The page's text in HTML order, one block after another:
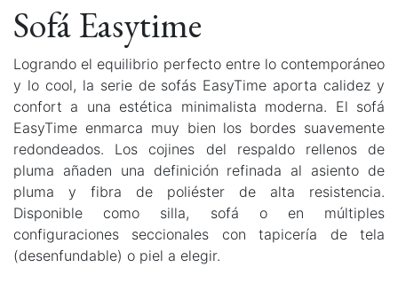
Sofá Easytime
Logrando el equilibrio perfecto entre lo contemporáneo
y lo cool, la serie de sofás EasyTime aporta calidez y
confort a una estética minimalista moderna. El sofá
EasyTime enmarca muy bien los bordes suavemente
redondeados. Los cojines del respaldo rellenos de
pluma añaden una definición refinada al asiento de
pluma y fibra de poliéster de alta resistencia.
Disponible como silla, sofá o en múltiples
configuraciones seccionales con tapicería de tela
(desenfundable) o piel a elegir.